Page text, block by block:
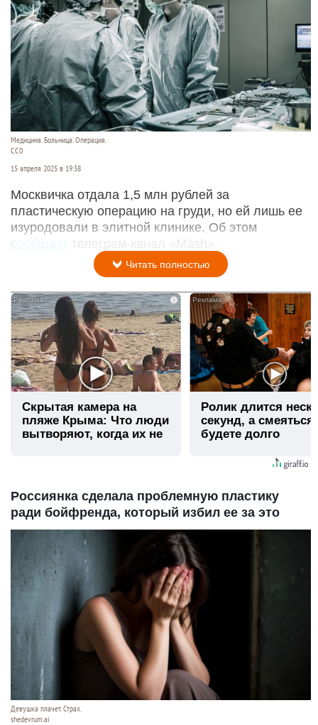
Медицина. Больница. Операция.
СС0
15 апреля 2025 в 19:38
Москвичка отдала 1,5 млн рублей за
пластическую операцию на груди, но ей лишь ее
изуродовали в элитной клинике. Об этом
сообщает
телеграм-канал «Mash».
Читать полностью
i
Скрытая камера на
пляже Крыма: Что люди
вытворяют, когда их не
Ролик длится
секунд, а
будете долго
Россиянка сделала проблемную пластику
ради бойфренда, который избил ее за это
Девушка плачет. Страх.
shedevrum.ai